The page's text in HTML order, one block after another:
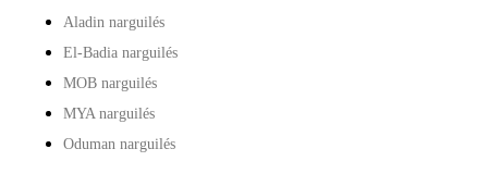
Aladin narguilés
El-Badia narguilés
MOB narguilés
MYA narguilés
Oduman narguilés